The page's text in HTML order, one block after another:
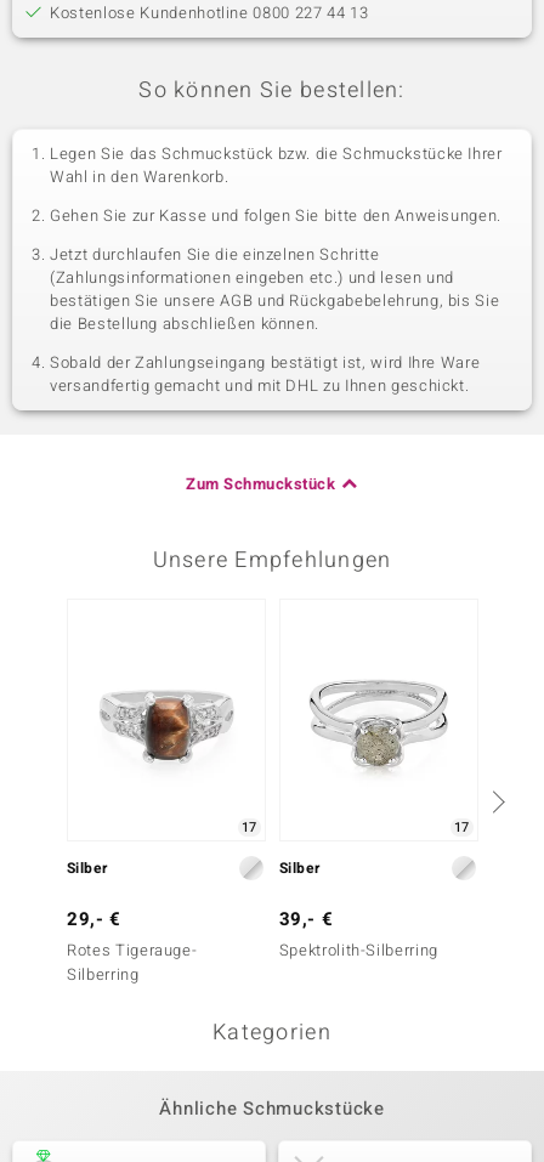
Kostenlose Kundenhotline 0800 227 44 13
So können Sie bestellen:
Legen Sie das Schmuckstück bzw. die Schmuckstücke Ihrer
Wahl in den Warenkorb.
Gehen Sie zur Kasse und folgen Sie bitte den Anweisungen.
Jetzt durchlaufen Sie die einzelnen Schritte
(Zahlungsinformationen eingeben etc.) und lesen und
bestätigen Sie unsere AGB und Rückgabebelehrung, bis Sie
die Bestellung abschließen können.
Sobald der Zahlungseingang bestätigt ist, wird Ihre Ware
versandfertig gemacht und mit DHL zu Ihnen geschickt.
Zum Schmuckstück
Unsere Empfehlungen
17
Silber
29,- €
Rotes Tigerauge-
Silberring
17
Silber
39,- €
Spektrolith-Silberring
Kategorien
Ähnliche Schmuckstücke